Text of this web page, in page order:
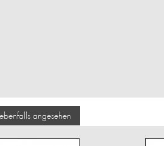
angesehen